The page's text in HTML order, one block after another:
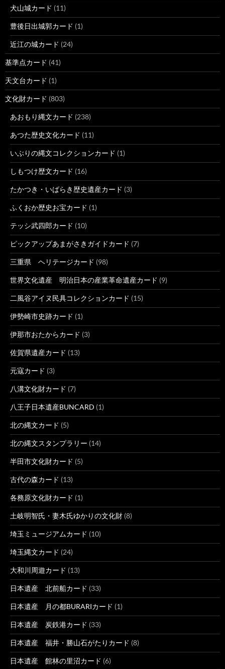
犬山城カード (11)
豊後日出城郭カード (1)
近江の城カード (24)
基準点カード (41)
天文台カード (1)
文化財カード (803)
あおもり縄文カード (238)
あつた歴史文化カード (11)
いぶりの縄文コレクションカード (1)
しもつけ歴文カード (16)
たかつき・いばらき歴史遺産カード (3)
ふくおか歴史お宝カード (1)
テッシ武四郎カード (10)
ピックアップあまがさきガイドカード (7)
三重県 ヘリテージカード (98)
世界文化遺産 明治日本の産業革命遺産カード (9)
二風谷アイヌ民具コレクションカード (15)
伊勢崎市史跡カード (1)
伊那市おたからカード (3)
佐賀県遺産カード (13)
元寇カード (3)
八溝文化財カード (7)
八王子日本遺産BUNCARD (1)
北の縄文カード (5)
北の縄文スタンプラリー (14)
半田市文化財カード (5)
古代の森カード (13)
各務原文化財カード (1)
土岐明智氏・妻木氏ゆかりの文化財 (8)
埼玉ミュージアムカード (10)
埼玉縄文カード (24)
大和川周遊カード (13)
日本遺産 北前船カード (33)
日本遺産 月の都BURARIカード (1)
日本遺産 炭鉄港カード (33)
日本遺産 福井・勝山石がたりカード (8)
日本遺産 館林の里沼カード (6)